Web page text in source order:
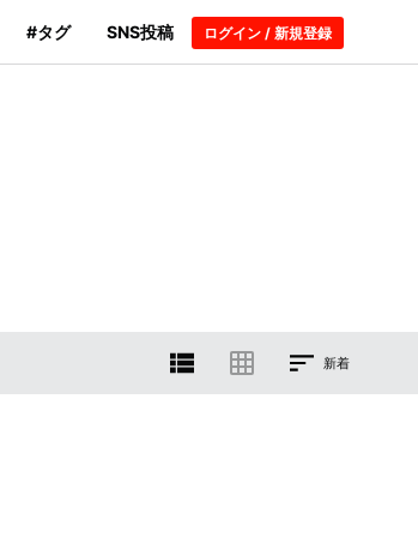
#タグ SNS投稿 ログイン / 新規登録
新着